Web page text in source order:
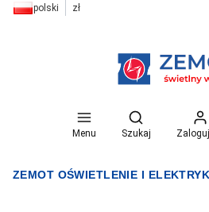
polski zł
Menu
Otwórz
Szukaj
ZEMOT OŚWIETLENIE I